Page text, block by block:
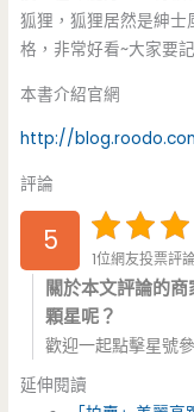
狐狸，狐狸居然是紳
格，非常好看~大家要
本書介紹官網
http://
評論
5
1位網友投票評
關於本文評論的
顆星呢？
歡迎一起點擊星號
延伸閱讀